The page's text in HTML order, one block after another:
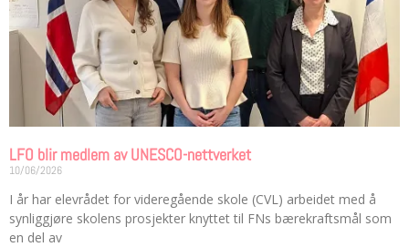
LFO blir medlem av UNESCO-nettverket
10/06/2026
I år har elevrådet for videregående skole (CVL) arbeidet med å
synliggjøre skolens prosjekter knyttet til FNs bærekraftsmål som
en del av